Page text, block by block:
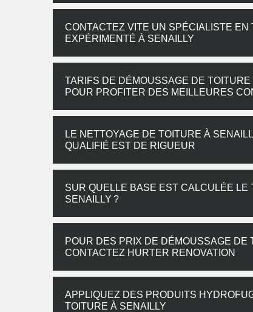
CONTACTEZ VITE UN SPÉCIALISTE
EXPÉRIMENTÉ À SENAILLY
TARIFS DE DÉMOUSSAGE DE
POUR PROFITER DES MEILLEURES
LE NETTOYAGE DE TOITURE À
QUALIFIÉ EST DE RIGUEUR
SUR QUELLE BASE EST CALCULÉE LE
SENAILLY ?
POUR DES PRIX DE DÉMOUSSAGE
CONTACTEZ HURTER RENOVATION
APPLIQUEZ DES PRODUITS
TOITURE À SENAILLY